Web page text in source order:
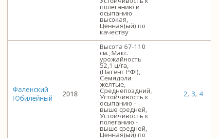
полеганию и
осыпанию
высокая,
Ценная(ый) по
качеству
Фаленский
Юбилейный
2018
Высота 67-110
см., Макс.
урожайность
52,1 ц/га,
(Патент РФ!),
Семядоли
желтые,
Среднепоздний,
Устойчивость к
осыпанию -
выше средней,
Устойчивость к
полеганию -
выше средней,
Ценная(ый) по
2, 3, 4